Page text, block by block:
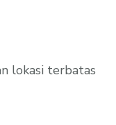
lokasi terbatas